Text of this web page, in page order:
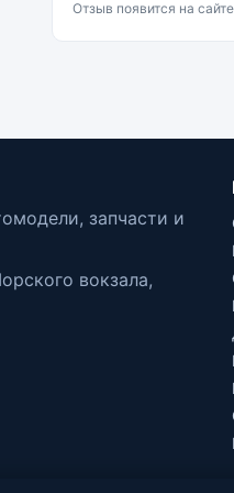
Отзыв появится на
запчасти и
вокзала,